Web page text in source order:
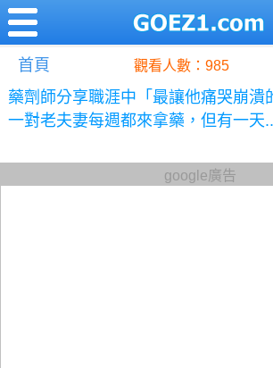
首頁 觀看人數：985
藥劑師分享職涯中「最讓他痛哭崩潰
一對老夫妻每週都來拿藥，但有一天
google廣告